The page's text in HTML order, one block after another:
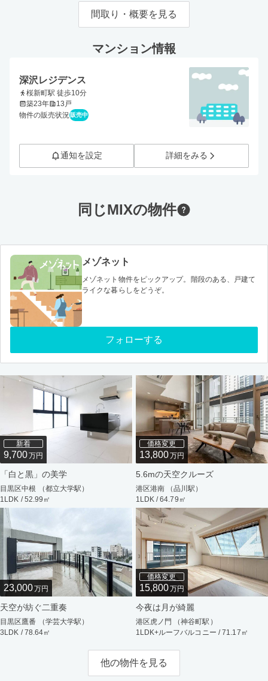
間取り・概要を見る
マンション情報
深沢レジデンス
桜新町駅 徒歩10分
築23年
13戸
物件の販売状況 販売中
通知を設定 詳細をみる
同じMIXの物件
メゾネット
メゾネット物件をピックアップ。階段のある、戸建て
ライクな暮らしをどうぞ。
フォローする
新着
9,700万円
「白と黒」の美学
目黒区中根 （都立大学駅）
1LDK / 52.99㎡
価格変更
13,800万円
5.6mの天空クルーズ
港区港南 （品川駅）
1LDK / 64.79㎡
23,000万円
天空が紡ぐ二重奏
目黒区鷹番 （学芸大学駅）
3LDK / 78.64㎡
価格変更
15,800万円
今夜は月が綺麗
港区虎ノ門 （神谷町駅）
1LDK+ルーフバルコニー / 71.17㎡
他の物件を見る